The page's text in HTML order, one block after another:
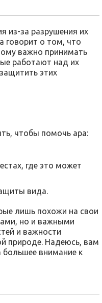
из-за разрушения их
говорит о том, что
важно принимать
работают над их
этих
чтобы помочь ара:
где это может
вида.
лишь похожи на свои
но и важными
и важности
природе. Надеюсь, вам
большее внимание к